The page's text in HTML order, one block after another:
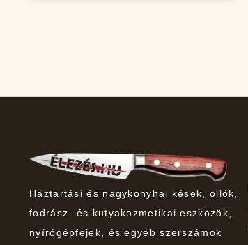
Háztartási és nagykonyhai kések, ollók,
fodrász- és kutyakozmetikai eszközök,
nyírógépfejek, és egyéb szerszámok